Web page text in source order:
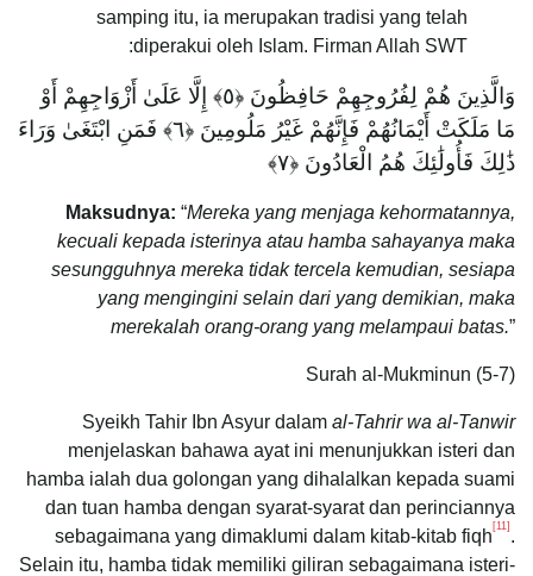
samping itu, ia merupakan tradisi yang telah
diperakui oleh Islam. Firman Allah SWT:
وَالَّذِينَ هُمْ لِفُرُوجِهِمْ حَافِظُونَ ‎﴿٥﴾‏ إِلَّا عَلَىٰ أَزْوَاجِهِمْ أَوْ
مَا مَلَكَتْ أَيْمَانُهُمْ فَإِنَّهُمْ غَيْرُ مَلُومِينَ ‎﴿٦﴾‏ فَمَنِ ابْتَغَىٰ وَرَاءَ
ذَٰلِكَ فَأُولَٰئِكَ هُمُ الْعَادُونَ ‎﴿٧﴾
Maksudnya: “Mereka yang menjaga kehormatannya,
kecuali kepada isterinya atau hamba sahayanya maka
sesungguhnya mereka tidak tercela kemudian, sesiapa
yang mengingini selain dari yang demikian, maka
merekalah orang-orang yang melampaui batas.”
Surah al-Mukminun (5-7)
Syeikh Tahir Ibn Asyur dalam al-Tahrir wa al-Tanwir
menjelaskan bahawa ayat ini menunjukkan isteri dan
hamba ialah dua golongan yang dihalalkan kepada suami
dan tuan hamba dengan syarat-syarat dan perinciannya
sebagaimana yang dimaklumi dalam kitab-kitab fiqh [11] .
Selain itu, hamba tidak memiliki giliran sebagaimana isteri-